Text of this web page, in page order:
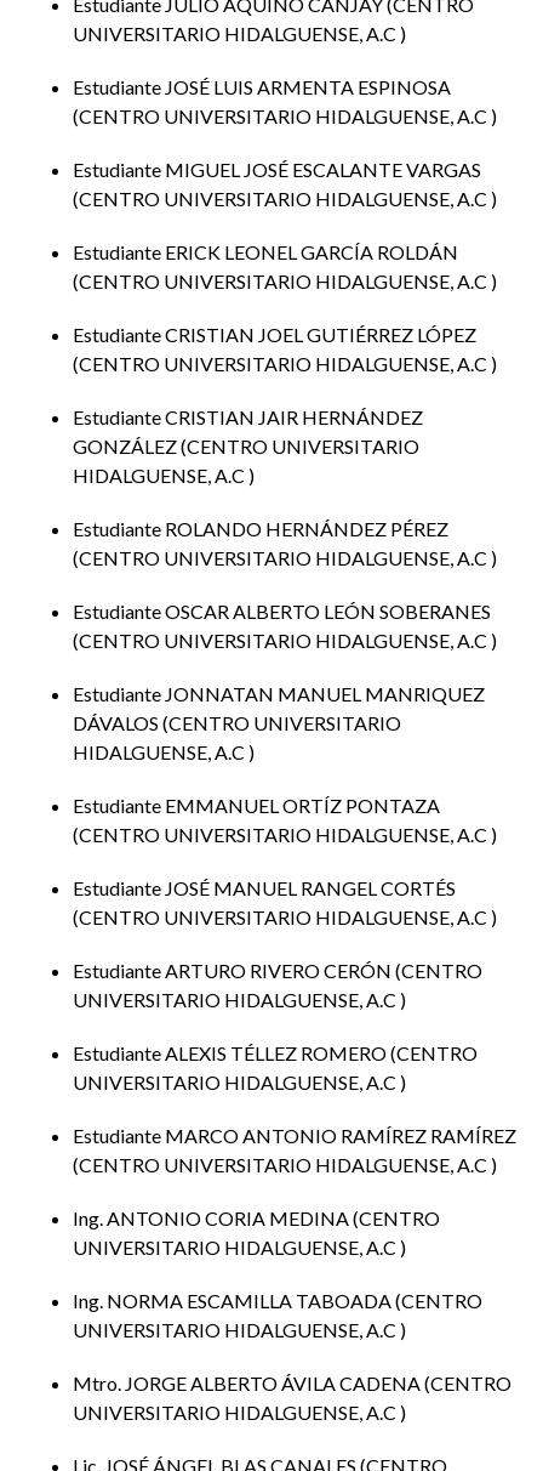
UNIVERSITARIO HIDALGUENSE, A.C
Estudiante JOSÉ LUIS ARMENTA ESPINOSA
CENTRO UNIVERSITARIO HIDALGUENSE, A.C
Estudiante MIGUEL JOSÉ ESCALANTE VARGAS
CENTRO UNIVERSITARIO HIDALGUENSE, A.C
Estudiante ERICK LEONEL GARCÍA ROLDÁN
CENTRO UNIVERSITARIO HIDALGUENSE, A.C
Estudiante CRISTIAN JOEL GUTIÉRREZ LÓPEZ
CENTRO UNIVERSITARIO HIDALGUENSE, A.C
Estudiante CRISTIAN JAIR HERNÁNDEZ
GONZÁLEZ CENTRO UNIVERSITARIO
HIDALGUENSE, A.C
Estudiante ROLANDO HERNÁNDEZ PÉREZ
CENTRO UNIVERSITARIO HIDALGUENSE, A.C
Estudiante OSCAR ALBERTO LEÓN SOBERANES
CENTRO UNIVERSITARIO HIDALGUENSE, A.C
Estudiante JONNATAN MANUEL MANRIQUEZ
DÁVALOS CENTRO UNIVERSITARIO
HIDALGUENSE, A.C
Estudiante EMMANUEL ORTÍZ PONTAZA
CENTRO UNIVERSITARIO HIDALGUENSE, A.C
Estudiante JOSÉ MANUEL RANGEL CORTÉS
CENTRO UNIVERSITARIO HIDALGUENSE, A.C
Estudiante ARTURO RIVERO CERÓN CENTRO
UNIVERSITARIO HIDALGUENSE, A.C
Estudiante ALEXIS TÉLLEZ ROMERO CENTRO
UNIVERSITARIO HIDALGUENSE, A.C
Estudiante MARCO ANTONIO RAMÍREZ RAMÍREZ
CENTRO UNIVERSITARIO HIDALGUENSE, A.C
Ing. ANTONIO CORIA MEDINA CENTRO
UNIVERSITARIO HIDALGUENSE, A.C
Ing. NORMA ESCAMILLA TABOADA CENTRO
UNIVERSITARIO HIDALGUENSE, A.C
Mtro. JORGE ALBERTO ÁVILA CADENA CENTRO
UNIVERSITARIO HIDALGUENSE, A.C
Lic. JOSÉ ÁNGEL BLAS CANALES CENTRO